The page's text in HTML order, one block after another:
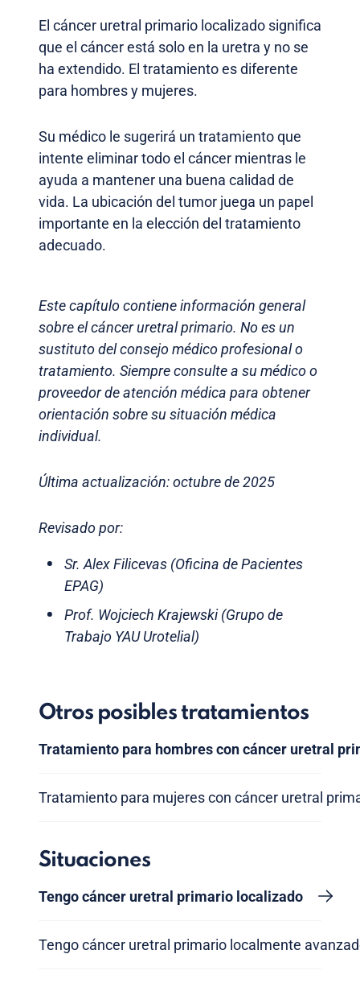
El cáncer uretral primario localizado significa
que el cáncer está solo en la uretra y no se
ha extendido. El tratamiento es diferente
para hombres y mujeres.
Su médico le sugerirá un tratamiento que
intente eliminar todo el cáncer mientras le
ayuda a mantener una buena calidad de
vida. La ubicación del tumor juega un papel
importante en la elección del tratamiento
adecuado.
Este capítulo contiene información general
sobre el cáncer uretral primario. No es un
sustituto del consejo médico profesional o
tratamiento. Siempre consulte a su médico o
proveedor de atención médica para obtener
orientación sobre su situación médica
individual.
Última actualización: octubre de 2025
Revisado por:
Sr. Alex Filicevas (Oficina de Pacientes
EPAG)
Prof. Wojciech Krajewski (Grupo de
Trabajo YAU Urotelial)
Otros posibles tratamientos
Tratamiento para hombres con cáncer uretral
Tratamiento para mujeres con cáncer uretral
Situaciones
Tengo cáncer uretral primario localizado
Tengo cáncer uretral primario localmente